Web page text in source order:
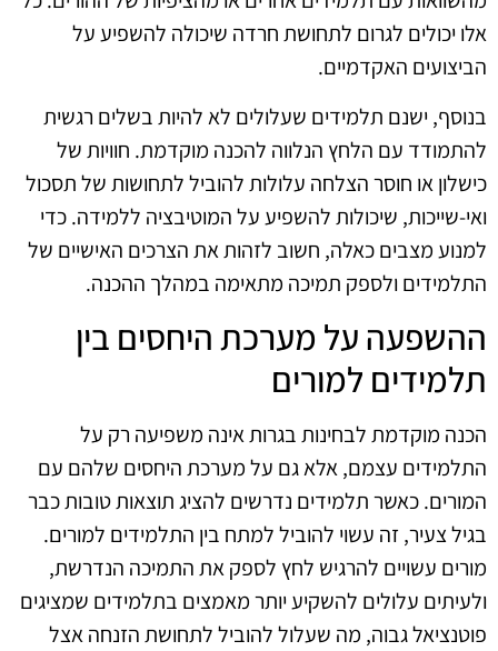
אלו יכולים לגרום לתחושת חרדה שיכולה להשפיע על
הביצועים האקדמיים.
בנוסף, ישנם תלמידים שעלולים לא להיות בשלים רגשית
להתמודד עם הלחץ הנלווה להכנה מוקדמת. חוויות של
כישלון או חוסר הצלחה עלולות להוביל לתחושות של תסכול
ואי-שייכות, שיכולות להשפיע על המוטיבציה ללמידה. כדי
למנוע מצבים כאלה, חשוב לזהות את הצרכים האישיים של
התלמידים ולספק תמיכה מתאימה במהלך ההכנה.
ההשפעה על מערכת היחסים בין
תלמידים למורים
הכנה מוקדמת לבחינות בגרות אינה משפיעה רק על
התלמידים עצמם, אלא גם על מערכת היחסים שלהם עם
המורים. כאשר תלמידים נדרשים להציג תוצאות טובות כבר
בגיל צעיר, זה עשוי להוביל למתח בין התלמידים למורים.
מורים עשויים להרגיש לחץ לספק את התמיכה הנדרשת,
ולעיתים עלולים להשקיע יותר מאמצים בתלמידים שמציגים
פוטנציאל גבוה, מה שעלול להוביל לתחושת הזנחה אצל